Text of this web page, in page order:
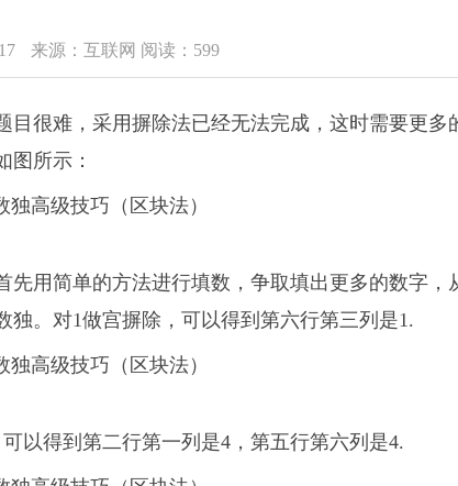
来源：互联网 阅读：599
目很难，采用摒除法已经无法完成，这时需要更多
所示：
先用简单的方法进行填数，争取填出更多的数字，
独。对1做宫摒除，可以得到第六行第三列是1.
以得到第二行第一列是4，第五行第六列是4.